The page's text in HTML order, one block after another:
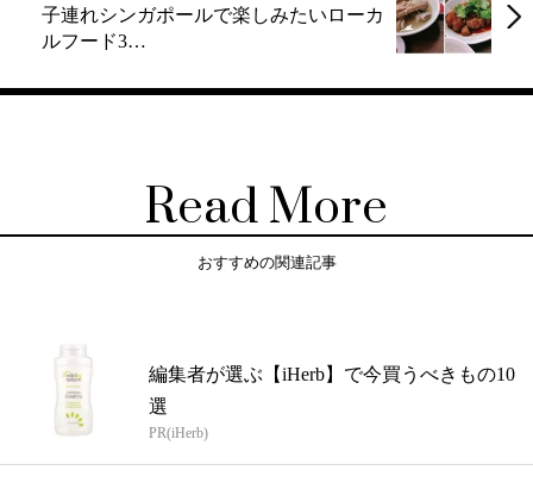
子連れシンガポールで楽しみたいローカ
ルフード3…
Read More
おすすめの関連記事
編集者が選ぶ【iHerb】で今買うべきもの10
選
PR(iHerb)